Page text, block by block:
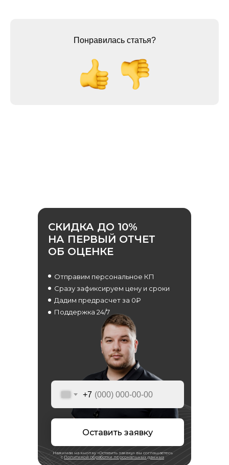
Понравилась статья?
СКИДКА ДО 10%
НА ПЕРВЫЙ ОТЧЕТ
ОБ ОЦЕНКЕ
Отправим персональное КП
Сразу зафиксируем цену и сроки
Дадим предрасчет за 0₽
Поддержка 24/7
+7
Оставить заявку
Нажимая на кнопку «Оставить заявку» вы соглашаетесь
сПолитикой обработки персональных данных
Строительная экспертиза
Независимая оценка
Навигация
Согласие на получение маркетинговой рассылки
куки-файлов
Политика обработки персональных данных
ОГРН 1187847032780 / ИНН 7814719982
© ООО «Экспертные решения», 2019—2026